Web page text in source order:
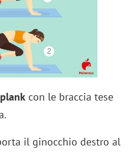
plank con le braccia tese
il ginocchio destro al